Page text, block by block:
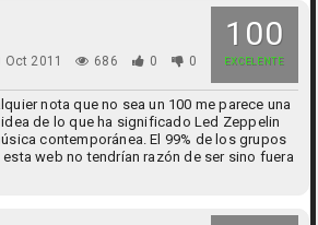
100
EXCELENTE
Oct 2011 686 0 0
nota que no sea un 100 me parece una
de lo que ha significado Led Zeppelin
contemporánea. El 99% de los grupos
web no tendrían razón de ser sino fuera